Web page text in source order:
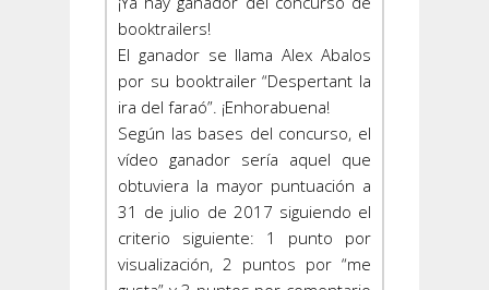
booktrailers!
El ganador se llama Alex Abalos
por su booktrailer “Despertant la
ira del faraó”. ¡Enhorabuena!
Según las bases del concurso, el
vídeo ganador sería aquel que
obtuviera la mayor puntuación a
31 de julio de 2017 siguiendo el
criterio siguiente: 1 punto por
visualización, 2 puntos por “me